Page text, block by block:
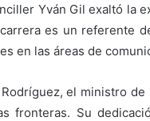
Yván Gil exaltó la
es un referente
en las áreas de
el ministro
fronteras. Su